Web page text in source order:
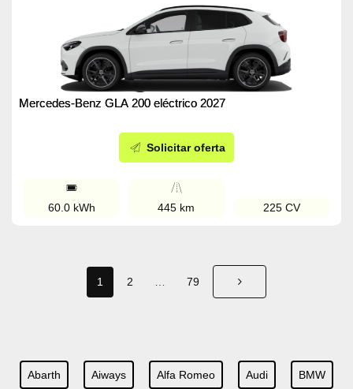
Mercedes-Benz GLA 200 eléctrico 2027
Solicitar oferta
60.0 kWh 445 km 225 CV
1 2 … 79
Abarth Aiways Alfa Romeo Audi BMW